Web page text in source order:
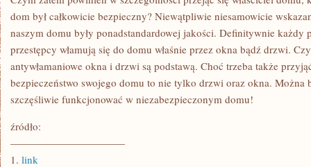
dom był całkowicie bezpieczny? Niewątpliwie niesamowicie
naszym domu były ponadstandardowej jakości. Definitywnie każdy
przestępcy włamują się do domu właśnie przez okna bądź drzwi.
antywłamaniowe okna i drzwi są podstawą. Choć trzeba także
bezpieczeństwo swojego domu to nie tylko drzwi oraz okna. Można
szczęśliwie funkcjonować w niezabezpieczonym domu!
źródło:
———————————
1. link